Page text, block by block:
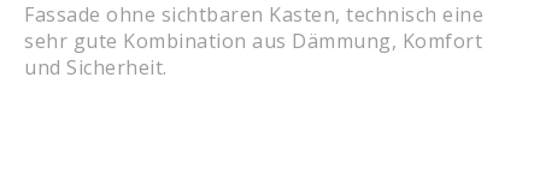
Fassade ohne sichtbaren Kasten, technisch eine
sehr gute Kombination aus Dämmung, Komfort
und Sicherheit.